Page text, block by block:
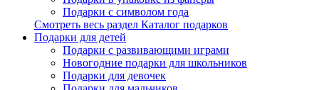
Подарки с символом года
Смотреть весь раздел Каталог подарков
Подарки для детей
Подарки с развивающими играми
Новогодние подарки для школьников
Подарки для девочек